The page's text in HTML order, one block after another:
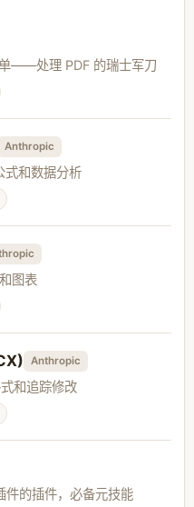
——处理 PDF 的瑞士军刀
Anthropic
式和数据分析
图表
Anthropic
和追踪修改
的插件，必备元技能